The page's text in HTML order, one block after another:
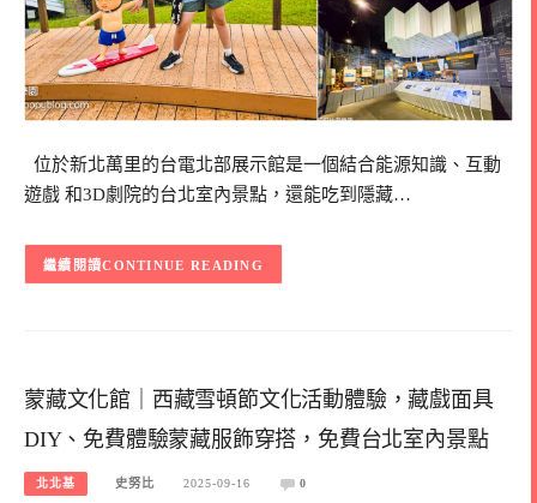
位於新北萬里的台電北部展示館是一個結合能源知識、互動
遊戲 和3D劇院的台北室內景點，還能吃到隱藏…
CONTINUE READING
蒙藏文化館｜西藏雪頓節文化活動體驗，藏戲面具
DIY、免費體驗蒙藏服飾穿搭，免費台北室內景點
北北基 史努比 2025-09-16 0